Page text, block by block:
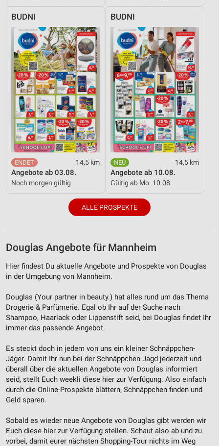
BUDNI
14,5 km
Angebote ab 03.08.
Noch morgen gültig
BUDNI
14,5 km
Angebote ab 10.08.
Gültig ab Mo. 10.08.
ALLE PROSPEKTE
Douglas Angebote für Mannheim
Hier findest Du aktuelle Angebote und Prospekte von Douglas
in der Umgebung von Mannheim.
Douglas (Your partner in beauty.) hat alles rund um das Thema
Drogerie & Parfümerie. Egal ob Ihr auf der Suche nach
Shampoo, Haarlack oder Lippenstift seid, bei Douglas findet Ihr
immer das passende Angebot.
Es steckt doch in jedem von uns ein kleiner Schnäppchen-
Jäger. Damit Ihr nun bei der Schnäppchen-Jagd jederzeit und
überall über die aktuellen Angebote von Douglas informiert
seid, stellt Euch weekli diese hier zur Verfügung. Also einfach
durch die Online-Prospekte blättern, Schnäppchen finden und
Geld sparen.
Sobald es wieder neue Angebote von Douglas gibt werden wir
Euch diese hier zur Verfügung stellen. Schaut also ab und zu
vorbei, damit eurer nächsten Shopping-Tour nichts im Weg
Inhalten
IAB-Besonderheiten:
Verwendung genauer Standortdaten
Geräte anhand von aktiv angeforderten
Informationen identifizieren
Nicht-IAB-Verarbeitungszwecke:
Notwendig
Performance
Funktional
Werbung